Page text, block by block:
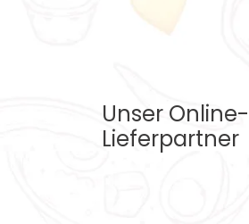
Unser Online-
Lieferpartner